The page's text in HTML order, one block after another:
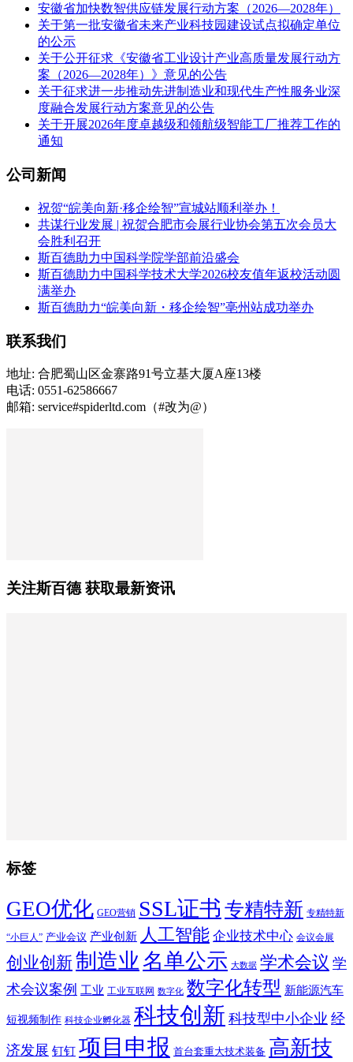
安徽省加快数智供应链发展行动方案（2026—2028年）
关于第一批安徽省未来产业科技园建设试点拟确定单位
的公示
关于公开征求《安徽省工业设计产业高质量发展行动方
案（2026—2028年）》意见的公告
关于征求进一步推动先进制造业和现代生产性服务业深
度融合发展行动方案意见的公告
关于开展2026年度卓越级和领航级智能工厂推荐工作的
通知
公司新闻
祝贺“皖美向新·移企绘智”宣城站顺利举办！
共谋行业发展 | 祝贺合肥市会展行业协会第五次会员大
会胜利召开
斯百德助力中国科学院学部前沿盛会
斯百德助力中国科学技术大学2026校友值年返校活动圆
满举办
斯百德助力“皖美向新・移企绘智”亳州站成功举办
联系我们
地址: 合肥蜀山区金寨路91号立基大厦A座13楼
电话: 0551-62586667
邮箱: service#spiderltd.com（#改为@）
关注斯百德 获取最新资讯
标签
GEO优化 GEO营销 SSL证书 专精特新 专精特新
“小巨人” 产业会议 产业创新 人工智能 企业技术中心 会议会展
创业创新制造业 名单公示 大数据 学术会议 学
术会议案例 工业 工业互联网 数字化 数字化转型 新能源汽车
短视频制作 科技企业孵化器 科技创新 科技型中小企业 经
济发展 钉钉 项目申报 首台套重大技术装备 高新技